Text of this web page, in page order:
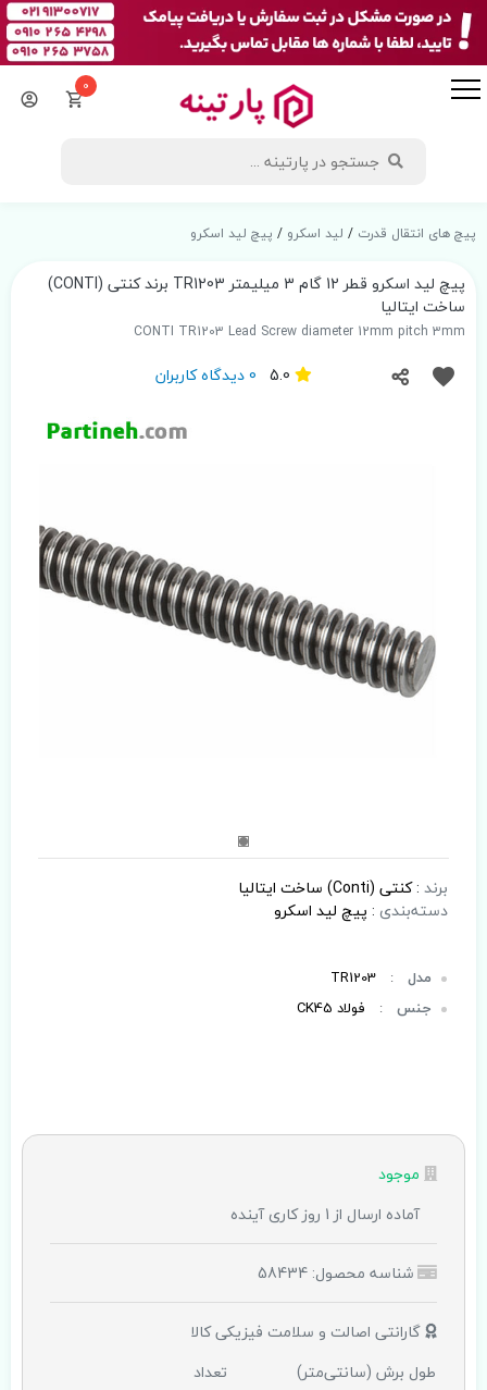
0
پیچ های انتقال قدرت / لید اسکرو / پیچ لید اسکرو
پیچ لید اسکرو قطر 12 گام 3 میلیمتر TR1203 برند کنتی (CONTI)
ساخت ایتالیا
CONTI TR1203 Lead Screw diameter 12mm pitch 3mm
0 دیدگاه کاربران
برند :کنتی (Conti) ساخت ایتالیا
دسته‌بندی : پیچ لید اسکرو
مدل :
TR1203
جنس : فولاد CK45
موجود
آماده ارسال از 1 روز کاری آینده
شناسه محصول: 58434
گارانتی اصالت و سلامت فیزیکی کالا
طول برش (سانتی‌متر)
تعداد